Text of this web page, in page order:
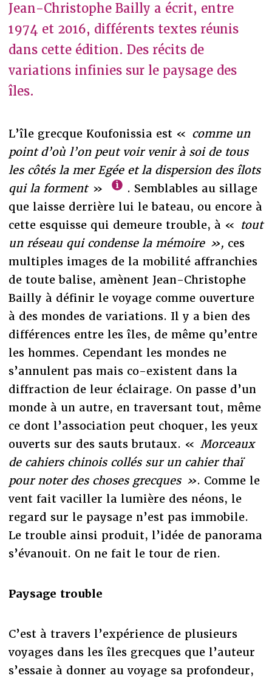
Jean-Christophe Bailly a écrit, entre
1974 et 2016, différents textes réunis
dans cette édition. Des récits de
variations infinies sur le paysage des
îles.
L’île grecque Koufonissia est « comme un
point d’où l’on peut voir venir à soi de tous
les côtés la mer Egée et la dispersion des îlots
qui la forment »
. Semblables au sillage
que laisse derrière lui le bateau, ou encore à
cette esquisse qui demeure trouble, à « tout
un réseau qui condense la mémoire », ces
multiples images de la mobilité affranchies
de toute balise, amènent Jean-Christophe
Bailly à définir le voyage comme ouverture
à des mondes de variations. Il y a bien des
différences entre les îles, de même qu’entre
les hommes. Cependant les mondes ne
s’annulent pas mais co-existent dans la
diffraction de leur éclairage. On passe d’un
monde à un autre, en traversant tout, même
ce dont l’association peut choquer, les yeux
ouverts sur des sauts brutaux. « Morceaux
de cahiers chinois collés sur un cahier thaï
pour noter des choses grecques ». Comme le
vent fait vaciller la lumière des néons, le
regard sur le paysage n’est pas immobile.
Le trouble ainsi produit, l’idée de panorama
s’évanouit. On ne fait le tour de rien.
Paysage trouble
C’est à travers l’expérience de plusieurs
voyages dans les îles grecques que l’auteur
s’essaie à donner au voyage sa profondeur,